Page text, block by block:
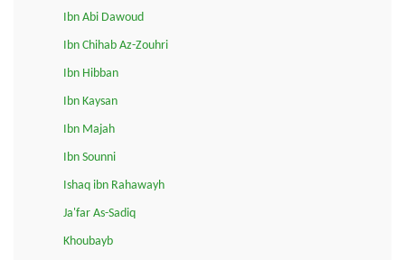
Ibn Abi Dawoud
Ibn Chihab Az-Zouhri
Ibn Hibban
Ibn Kaysan
Ibn Majah
Ibn Sounni
Ishaq ibn Rahawayh
Ja'far As-Sadiq
Khoubayb